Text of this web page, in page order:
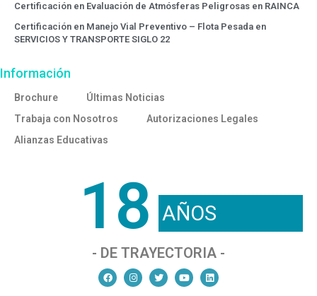
Certificación en Evaluación de Atmósferas Peligrosas en RAINCA
Certificación en Manejo Vial Preventivo – Flota Pesada en
SERVICIOS Y TRANSPORTE SIGLO 22
Información
Brochure
Últimas Noticias
Trabaja con Nosotros
Autorizaciones Legales
Alianzas Educativas
18 AÑOS
- DE TRAYECTORIA -